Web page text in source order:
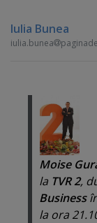
Iulia Bunea
iulia.bunea
Moise
la TVR 2,
Business
la ora